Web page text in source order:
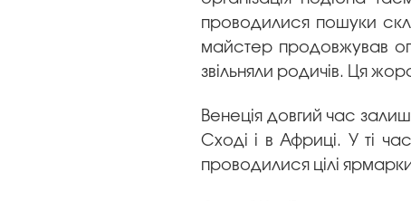
проводилися пошуки
майстер продовжував
звільняли родичів. Ця
Венеція довгий час
Сході і в Африці. У ті
проводилися цілі